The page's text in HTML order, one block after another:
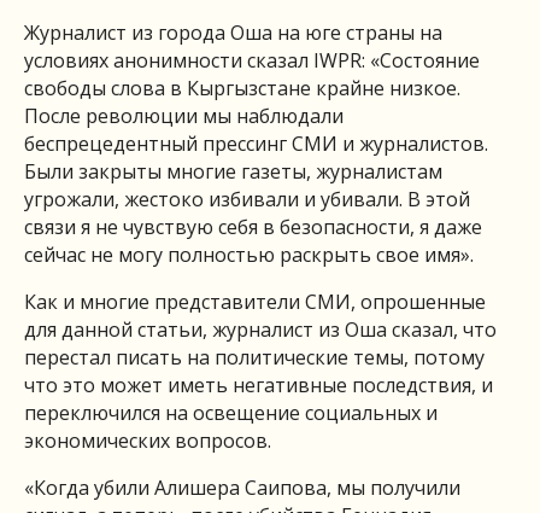
Журналист из города Оша на юге страны на
условиях анонимности сказал IWPR: «Состояние
свободы слова в Кыргызстане крайне низкое.
После революции мы наблюдали
беспрецедентный прессинг СМИ и журналистов.
Были закрыты многие газеты, журналистам
угрожали, жестоко избивали и убивали. В этой
связи я не чувствую себя в безопасности, я даже
сейчас не могу полностью раскрыть свое имя».
Как и многие представители СМИ, опрошенные
для данной статьи, журналист из Оша сказал, что
перестал писать на политические темы, потому
что это может иметь негативные последствия, и
переключился на освещение социальных и
экономических вопросов.
«Когда убили Алишера Саипова, мы получили